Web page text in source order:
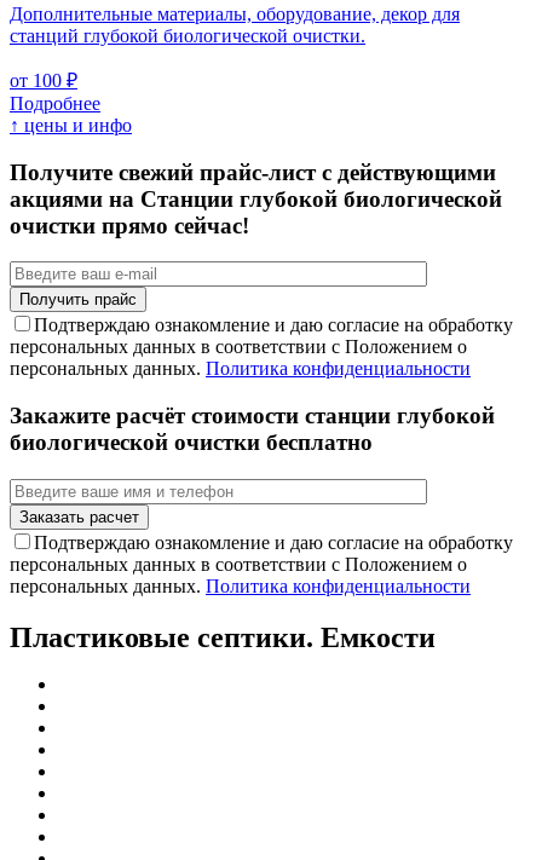
Дополнительные материалы, оборудование, декор для
станций глубокой биологической очистки.
от 100 ₽
Подробнее
↑ цены и инфо
Получите свежий прайс-лист с действующими
акциями на Станции глубокой биологической
очистки прямо сейчас!
Подтверждаю ознакомление и даю согласие на обработку
персональных данных в соответствии с Положением о
персональных данных. Политика конфиденциальности
Закажите расчёт стоимости станции глубокой
биологической очистки бесплатно
Подтверждаю ознакомление и даю согласие на обработку
персональных данных в соответствии с Положением о
персональных данных. Политика конфиденциальности
Пластиковые септики. Емкости